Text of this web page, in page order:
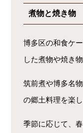
煮物と焼き物
博多区の和食ケ
した煮物や焼き
筑前煮や博多名
の郷土料理を楽
季節に応じて、